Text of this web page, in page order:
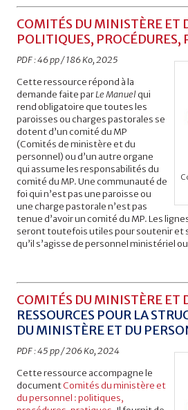
COMITÉS DU MINISTÈRE ET
POLITIQUES, PROCÉDURES,
PDF : 46 pp / 186 Ko, 2025
Cette ressource répond à la
demande faite parLe Manuelqui
rend obligatoire que toutes les
paroisses ou charges pastorales se
dotent d’un comité du MP
(Comités de ministère et du
personnel) ou d’un autre organe
qui assume les responsabilités du
comité du MP. Une communauté de
foi qui n’est pas une paroisse ou
une charge pastorale n’est pas
tenue d’avoir un comité du MP. Les
seront toutefois utiles pour soutenir et
qu’il s’agisse de personnel ministériel
COMITÉS DU MINISTÈRE ET
RESSOURCES POUR LA
DU MINISTÈRE ET DU
PDF : 45 pp / 206 Ko, 2024
Cette ressource accompagne le
documentComités du ministère et
du personnel : politiques,